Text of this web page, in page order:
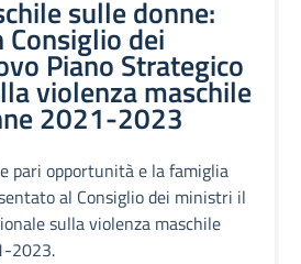
sulle donne:
dei
Piano Strategico
violenza maschile
2021-2023
pari opportunità e la famiglia
al Consiglio dei ministri il
sulla violenza maschile
2023.